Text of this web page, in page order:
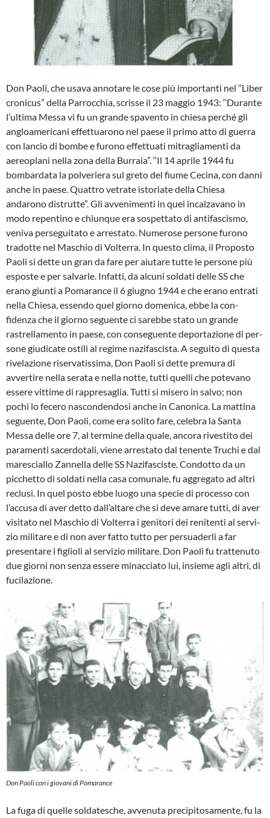
Don Paoli, che usava annotare le cose più importanti nel ‘‘Liber
cronicus” della Par­rocchia, scrisse il 23 maggio 1943: ‘‘Du­rante
l’ultima Messa vi fu un grande spa­vento in chiesa perché gli
anglo­americani effettuarono nel paese il primo atto di guerra
con lancio di bombe e fu­rono effettuati mitragliamenti da
aereoplani nella zona della Burraia”. ‘‘Il 14 aprile 1944 fu
bombardata la polveriera sul greto del fiume Cecina, con danni
anche in paese. Quattro vetrate istoriate della Chiesa
andarono distrutte”. Gli avveni­menti in quei incalzavano in
modo repen­tino e chiunque era sospettato di antifa­scismo,
veniva perseguitato e arrestato. Numerose persone furono
tradotte nel Maschio di Volterra. In questo clima, il Proposto
Paoli si dette un gran da fare per aiutare tutte le persone più
esposte e per salvarle. Infatti, da alcuni soldati delle SS che
erano giunti a Pomarance il 6 giugno 1944 e che erano entrati
nella Chiesa, es­sendo quel giorno domenica, ebbe la con­
fidenza che il giorno seguente ci sareb­be stato un grande
rastrellamento in pae­se, con conseguente deportazione di per­
sone giudicate ostili al regime nazi­fascista. A seguito di questa
rivelazione riservatissima, Don Paoli si dette premu­ra di
avvertire nella serata e nella notte, tutti quelli che potevano
essere vittime di rappresaglia. Tutti si misero in salvo; non
pochi lo fecero nascondendosi anche in Canonica. La mattina
seguente, Don Pao­li, come era solito fare, celebra la Santa
Messa delle ore 7, al termine della quale, ancora rivestito dei
paramenti sa­cerdotali, viene arrestato dal tenente Truchi e dal
maresciallo Zannella delle SS Nazifasciste. Condotto da un
picchetto di soldati nella casa comunale, fu aggre­gato ad altri
reclusi. In quel posto ebbe luogo una specie di processo con
l’accu­sa di aver detto dall’altare che si deve amare tutti, di aver
visitato nel Maschio di Volterra i genitori dei renitenti al servi­
zio militare e di non aver fatto tutto per persuaderli a far
presentare i figlioli al ser­vizio militare. Don Paoli fu trattenuto
due giorni non senza essere minacciato lui, in­sieme agli altri, di
fucilazione.
Don Paoli con i giovani di Pomarance
La fuga di quelle soldatesche, avvenuta precipitosa­mente, fu la